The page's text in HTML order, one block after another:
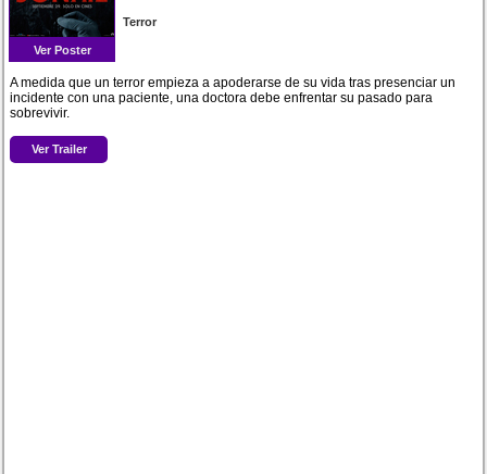
Ver Poster
Terror
A medida que un terror empieza a apoderarse de su vida tras presenciar un
incidente con una paciente, una doctora debe enfrentar su pasado para
sobrevivir.
Ver Trailer